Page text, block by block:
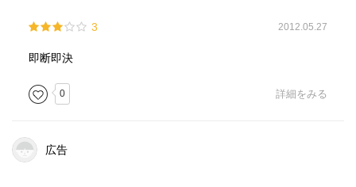
対応をきちんとすればいい。
いいものを時間がかかってもやり遂げるのではなく
拙いものでもすばやく行う。
3 2012.05.27
即断即決
0 詳細をみる
広告